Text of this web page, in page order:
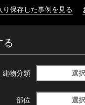
保存した事例を見る
る
建物分類 選択
部位 選択